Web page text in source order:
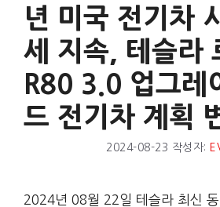
년 미국 전기차
세 지속, 테슬라
R80 3.0 업그레
드 전기차 계획
2024-08-23 작성자:
2024년 08월 22일 테슬라 최신